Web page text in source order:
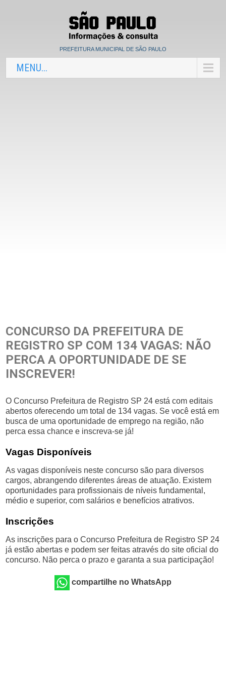
PREFEITURA MUNICIPAL DE SÃO PAULO
MENU...
CONCURSO DA PREFEITURA DE
REGISTRO SP COM 134 VAGAS: NÃO
PERCA A OPORTUNIDADE DE SE
INSCREVER!
O Concurso Prefeitura de Registro SP 24 está com editais
abertos oferecendo um total de 134 vagas. Se você está em
busca de uma oportunidade de emprego na região, não
perca essa chance e inscreva-se já!
Vagas Disponíveis
As vagas disponíveis neste concurso são para diversos
cargos, abrangendo diferentes áreas de atuação. Existem
oportunidades para profissionais de níveis fundamental,
médio e superior, com salários e benefícios atrativos.
Inscrições
As inscrições para o Concurso Prefeitura de Registro SP 24
já estão abertas e podem ser feitas através do site oficial do
concurso. Não perca o prazo e garanta a sua participação!
compartilhe no WhatsApp